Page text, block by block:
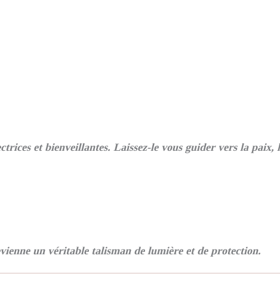
et bienveillantes. Laissez-le vous guider vers la paix,
un véritable talisman de lumière et de protection.